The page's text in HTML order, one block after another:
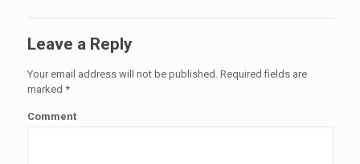
Leave a Reply
Your email address will not be published. Required fields are
marked *
Comment